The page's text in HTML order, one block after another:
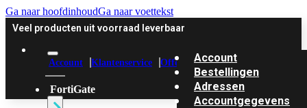
Ga naar hoofdinhoudGa naar voettekst
Veel producten uit voorraad leverbaar
Account Klantenservice Offerte
FortiGate
Account
Bestellingen
Adressen
Accountgegevens